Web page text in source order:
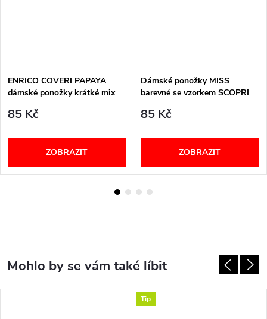
ENRICO COVERI PAPAYA
dámské ponožky krátké mix
85 Kč
ZOBRAZIT
Dámské ponožky MISS
barevné se vzorkem SCOPRI
85 Kč
ZOBRAZIT
Tip